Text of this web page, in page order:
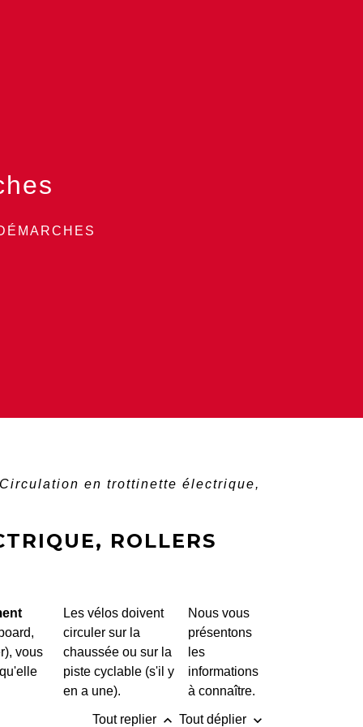
en trottinette électrique,
ROLLERS
vous
Les vélos doivent
circuler sur la
chaussée ou sur la
piste cyclable (s'il y
en a une).
Nous vous
présentons
les
informations
à connaître.
Tout replier keyboard_arrow_up Tout déplier keyboard_arrow_down